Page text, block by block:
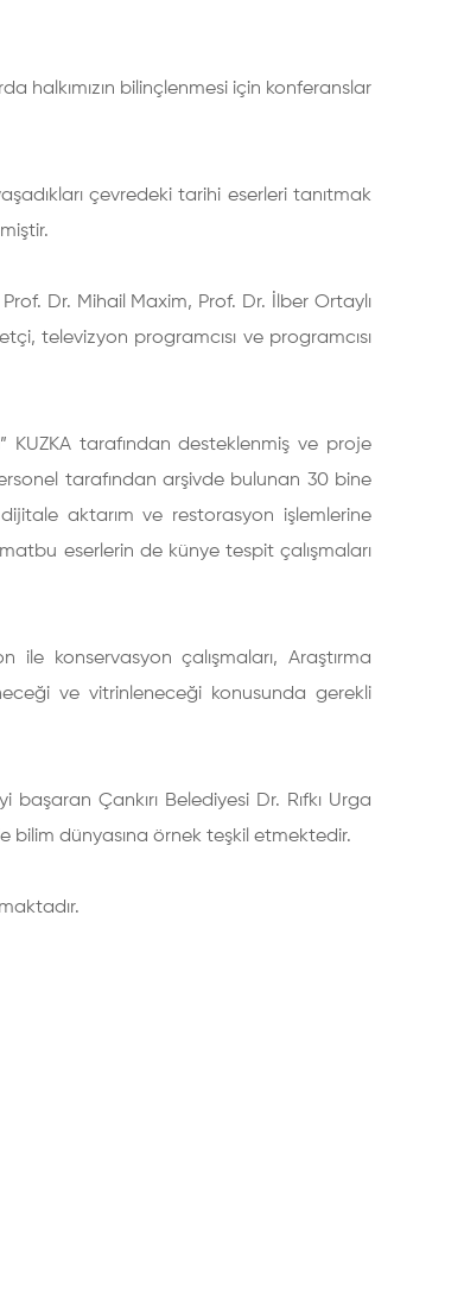
halkımızın bilinçlenmesi için konferanslar
çevredeki tarihi eserleri tanıtmak
Dr. Mihail Maxim, Prof. Dr. İlber Ortaylı
televizyon programcısı ve programcısı
KUZKA tarafından desteklenmiş ve proje
tarafından arşivde bulunan 30 bine
aktarım ve restorasyon işlemlerine
eserlerin de künye tespit çalışmaları
konservasyon çalışmaları, Araştırma
ve vitrinleneceği konusunda gerekli
Çankırı Belediyesi Dr. Rıfkı Urga
bilim dünyasına örnek teşkil etmektedir.